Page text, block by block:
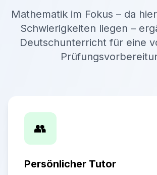
Mathematik im Fokus – da
Schwierigkeiten liegen –
Deutschunterricht für eine
👥
Persönlicher Tutor